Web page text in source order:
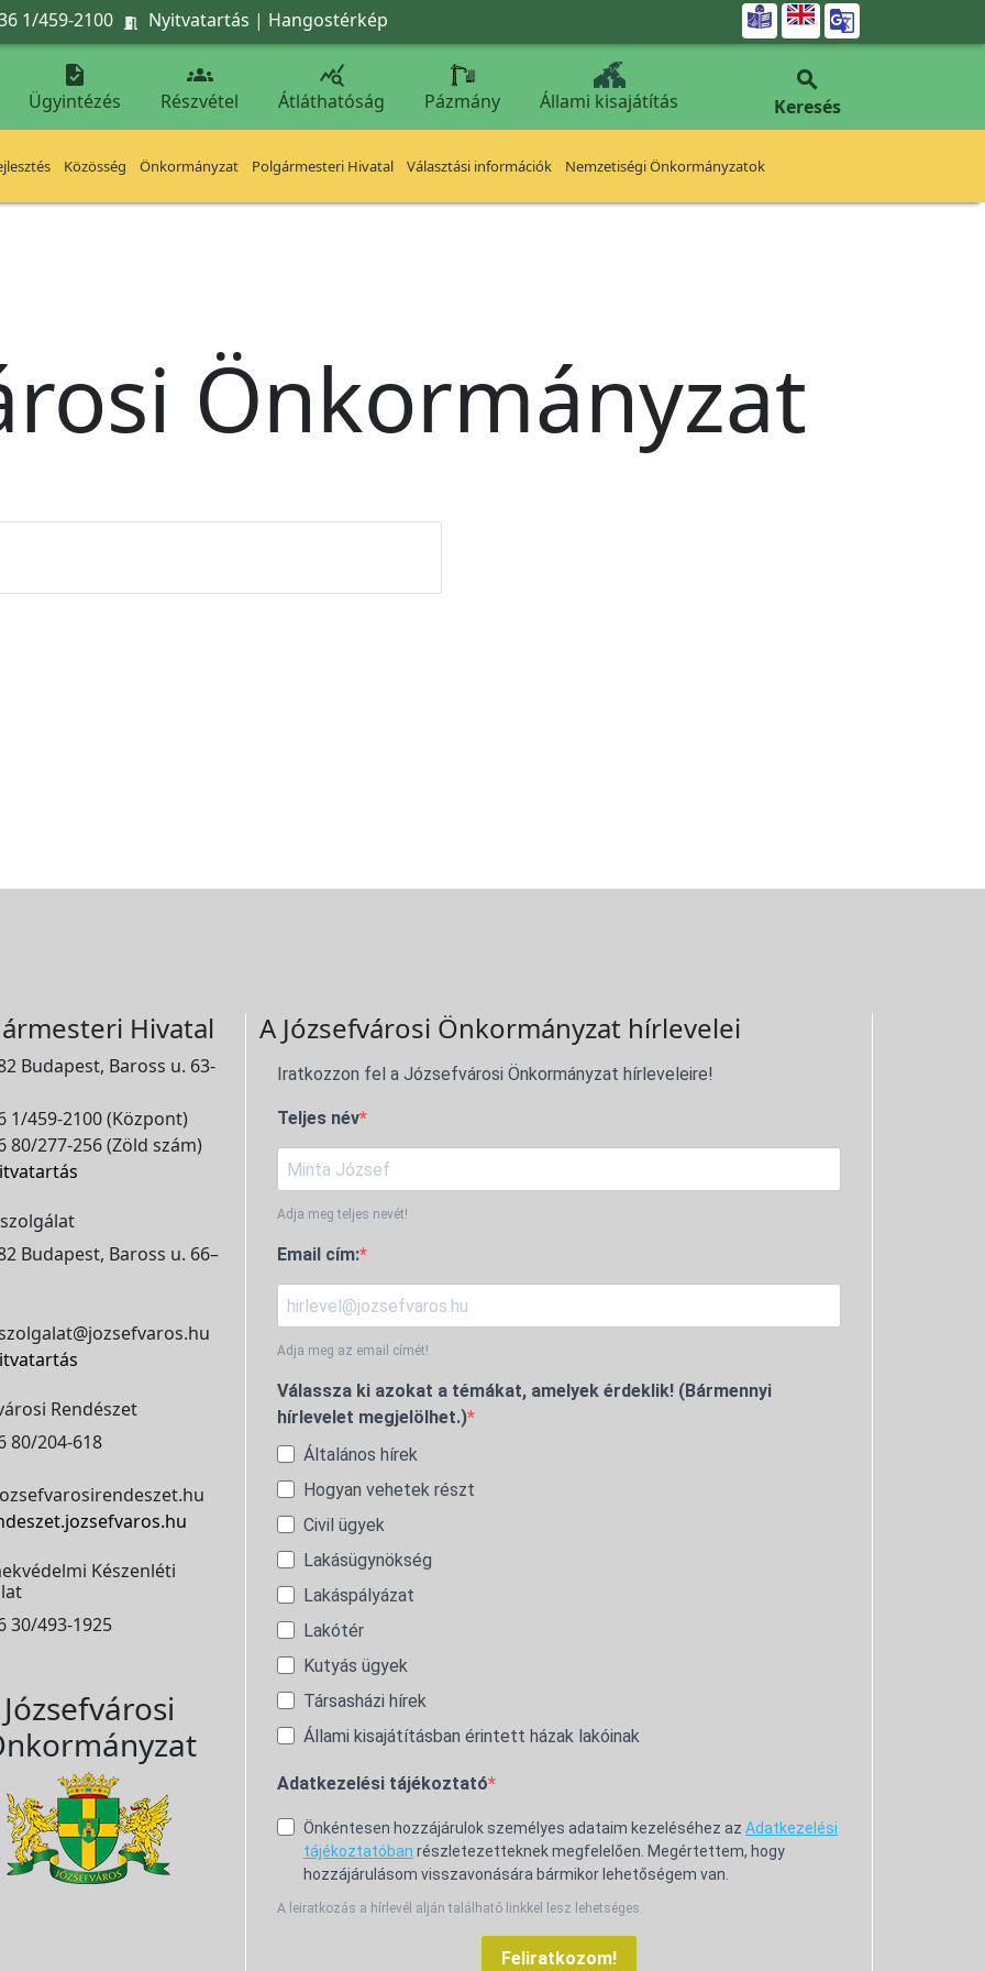
1/459-2100  Nyitvatartás | Hangostérkép 

Ügyintézés

Részvétel

Átláthatóság Pázmány Állami kisajátítás

Keresés
Közösség Önkormányzat Polgármesteri Hivatal Választási információk Nemzetiségi Önkormányzatok
Önkormányzat
Hivatal
Budapest, Baross u. 63-
1/459-2100 (Központ)
80/277-256 (Zöld szám)
Budapest, Baross u. 66–
Rendészet
80/204-618
Készenléti
30/493-1925
Józsefvárosi
A Józsefvárosi Önkormányzat hírlevelei
Iratkozzon fel a Józsefvárosi Önkormányzat hírleveleire!
Teljes név
Adja meg teljes nevét!
Email cím:
Adja meg az email címét!
Válassza ki azokat a témákat, amelyek érdeklik! (Bármennyi
hírlevelet megjelölhet.)
Általános hírek
Hogyan vehetek részt
Civil ügyek
Lakásügynökség
Lakáspályázat
Lakótér
Kutyás ügyek
Társasházi hírek
Állami kisajátításban érintett házak lakóinak
Adatkezelési tájékoztató
Önkéntesen hozzájárulok személyes adataim kezeléséhez az Adatkezelési
tájékoztatóban részletezetteknek megfelelően. Megértettem, hogy
hozzájárulásom visszavonására bármikor lehetőségem van.
A leiratkozás a hírlevél alján található linkkel lesz lehetséges.
Feliratkozom!